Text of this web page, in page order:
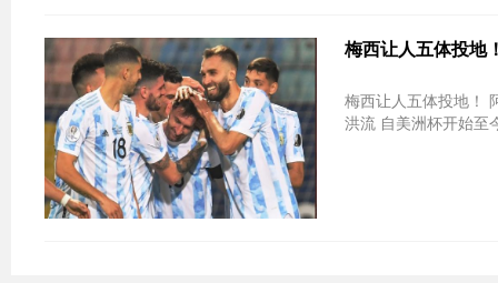
梅西让人五体投地
梅西让人五体投地！
洪流 自美洲杯开始至